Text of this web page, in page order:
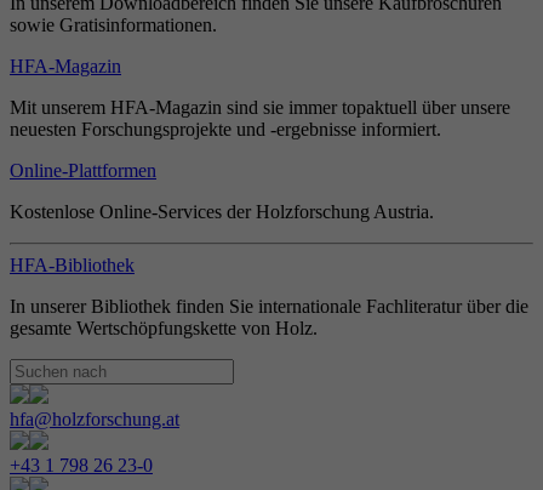
sowie Gratisinformationen.
HFA-Magazin
Mit unserem HFA-Magazin sind sie immer topaktuell über unsere
neuesten Forschungsprojekte und -ergebnisse informiert.
Online-Plattformen
Kostenlose Online-Services der Holzforschung Austria.
HFA-Bibliothek
In unserer Bibliothek finden Sie internationale Fachliteratur über die
gesamte Wertschöpfungskette von Holz.
hfa@holzforschung.at
+43 1 798 26 23-0